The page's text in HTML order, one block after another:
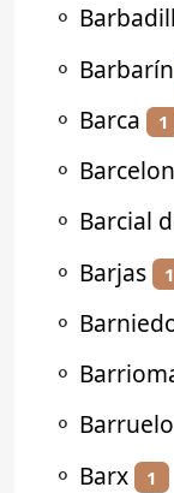
⚬
⚬ Barbarín
⚬ Barca 1
⚬
⚬ Barcial
⚬ Barjas 1
⚬
⚬
⚬
⚬ Barx 1